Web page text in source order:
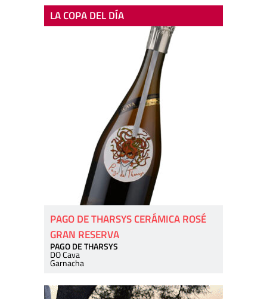
LA COPA DEL DÍA
PAGO DE THARSYS CERÁMICA ROSÉ
GRAN RESERVA
PAGO DE THARSYS
DO Cava
Garnacha